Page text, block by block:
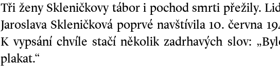
Tři ženy Skleničkovy tábor i pochod smrti přežily.
Jaroslava Skleničková poprvé navštívila 10. června
K vypsání chvíle stačí několik zadrhavých slov:
plakat.“